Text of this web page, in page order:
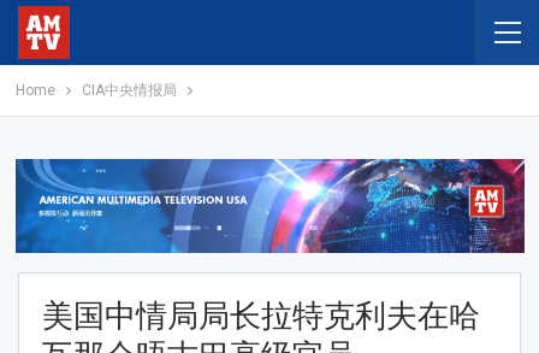
Home CIA中央情报局
美国中情局局长拉特克利夫在哈